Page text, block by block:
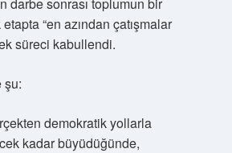
“en azından çatışmalar
süreci kabullendi.
şu:
demokratik yollarla
kadar büyüdüğünde,